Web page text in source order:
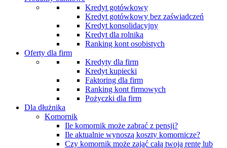
Kredyt gotówkowy
Kredyt gotówkowy bez zaświadczeń
Kredyt konsolidacyjny
Kredyt dla rolnika
Ranking kont osobistych
Oferty dla firm
Kredyty dla firm
Kredyt kupiecki
Faktoring dla firm
Ranking kont firmowych
Pożyczki dla firm
Dla dłużnika
Komornik
Ile komornik może zabrać z pensji?
Ile aktualnie wynoszą koszty komornicze?
Czy komornik może zająć całą twoją rentę lub